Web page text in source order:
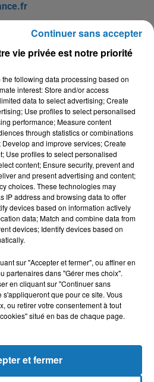
Li Bghat
6h43
6h43
Salamalek
vie privée est notre priorité
the following data processing based on
interest: Store and/or access
data to select advertising; Create
Use profiles to select personalised
performance; Measure content
through statistics or combinations
and improve services; Create
Use profiles to select personalised
content; Ensure security, prevent and
and present advertising and content;
choices. These technologies may
IP address and browsing data to offer
devices based on information actively
data; Match and combine data from
devices; Identify devices based on
sur "Accepter et fermer", ou affiner en
partenaires dans "Gérer mes choix".
en cliquant sur "Continuer sans
s'appliqueront que pour ce site. Vous
ou retirer votre consentement à tout
situé en bas de chaque page.
et fermer
Continuer sans accepter